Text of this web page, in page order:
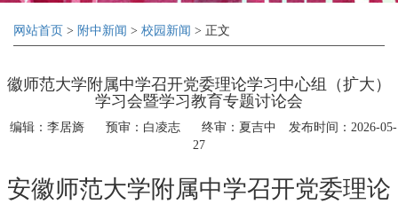
网站首页 > 附中新闻 > 校园新闻 > 正文
徽师范大学附属中学召开党委理论学习中心组（扩大）
学习会暨学习教育专题讨论会
编辑：李居旖 预审：白凌志 终审：夏吉中
发布时间：2026-05-
27
安徽师范大学附属中学召开党委理论